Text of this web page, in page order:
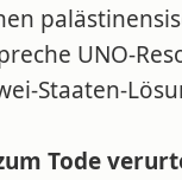
UNO-
Staaten-
Tode